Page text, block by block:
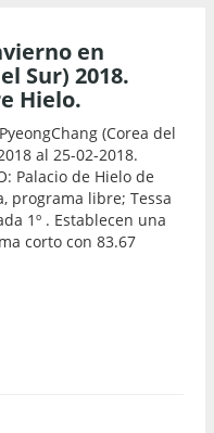
en
Sur) 2018.
Hielo.
(Corea del
al 25-02-2018.
Palacio de Hielo de
programa libre; Tessa
1º . Establecen una
corto con 83.67